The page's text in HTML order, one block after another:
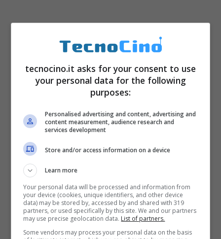
tecnocino.it asks for your consent to use
your personal data for the following
purposes:
Personalised advertising and content, advertising and
content measurement, audience research and
services development
Store and/or access information on a device
Learn more
Your personal data will be processed and information from
your device (cookies, unique identifiers, and other device
data) may be stored by, accessed by and shared with 319
partners, or used specifically by this site. We and our partners
may use precise geolocation data. List of partners.
Some vendors may process your personal data on the basis